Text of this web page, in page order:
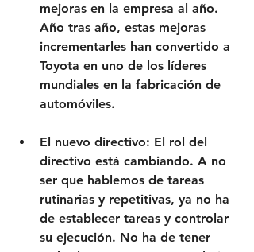
mejoras en la empresa al año.
Año tras año, estas mejoras
incrementarles han convertido a
Toyota en uno de los líderes
mundiales en la fabricación de
automóviles.
El nuevo directivo: El rol del
directivo está cambiando. A no
ser que hablemos de tareas
rutinarias y repetitivas, ya no ha
de establecer tareas y controlar
su ejecución. No ha de tener